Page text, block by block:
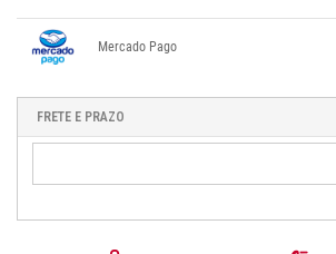
..
Mercado Pago
4x sem juros de R$ 954,25
FRETE E PRAZO